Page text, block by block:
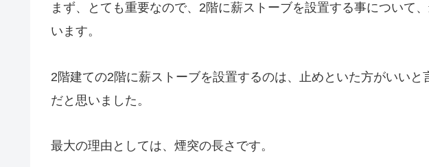
まず、とても重要なので、2階に薪ストーブを設置する事について
います。
2階建ての2階に薪ストーブを設置するのは、止めといた方がいいと
だと思いました。
最大の理由としては、煙突の長さです。